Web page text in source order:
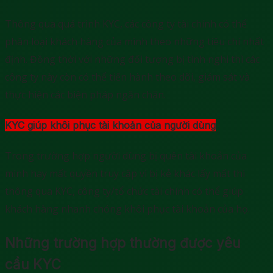
Thông qua quá trình KYC, các công ty tài chính có thể
phân loại khách hàng của mình theo những tiêu chí nhất
định. Đồng thời với những đối tượng bị tình nghi thì các
công ty này còn có thể tiến hành theo dõi, giám sát và
thực hiện các biện pháp ngăn chặn.
KYC giúp khôi phục tài khoản của người dùng
Trong trường hợp người dùng bị quên tài khoản của
mình hay mất quyền truy cập vì bị kẻ khác lấy mất thì
thông qua KYC, công ty/tổ chức tài chính có thể giúp
khách hàng nhanh chóng khôi phục tài khoản của họ.
Những trường hợp thường được yêu
cầu KYC